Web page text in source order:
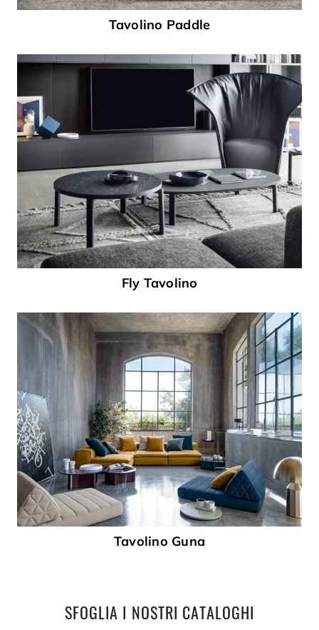
Tavolino Paddle
Fly Tavolino
Tavolino Guna
SFOGLIA I NOSTRI CATALOGHI